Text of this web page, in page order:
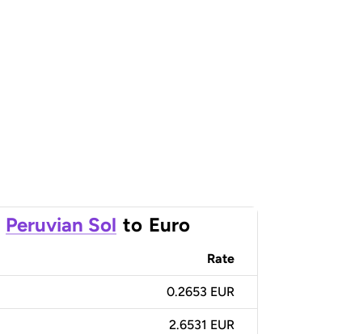
Peruvian Sol to Euro
Rate
0.2653 EUR
2.6531 EUR